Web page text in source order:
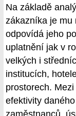
Na základě
zákazníka je mu
odpovídá jeho
uplatnění jak v
velkých i
institucích,
prostorech.
efektivity